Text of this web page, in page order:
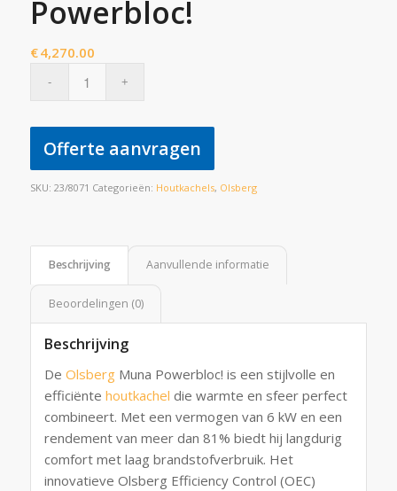
Powerbloc!
€4,270.00
Offerte aanvragen
SKU: 23/8071 Categorieën: Houtkachels, Olsberg
Beschrijving Aanvullende informatie
Beoordelingen (0)
Beschrijving
De OlsbergMuna Powerbloc! is een stijlvolle en
efficiënte houtkachel die warmte en sfeer perfect
combineert. Met een vermogen van 6 kW en een
rendement van meer dan 81% biedt hij langdurig
comfort met laag brandstofverbruik. Het
innovatieve Olsberg Efficiency Control (OEC)